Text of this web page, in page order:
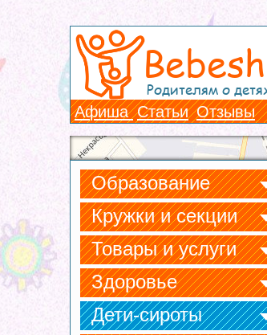
Родителям о
Афиша Статьи Отзывы
Образование
Кружки и секции
Товары и услуги
Здоровье
Дети-сироты